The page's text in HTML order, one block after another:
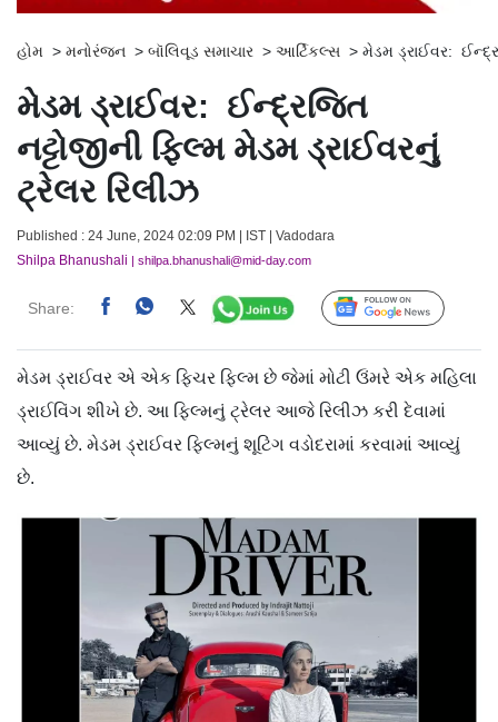
હોમ > મનોરંજન > બૉલિવૂડ સમાચાર > આર્ટિકલ્સ > મેડમ ડ્રાઈવર:
મેડમ ડ્રાઈવર: ઈન્દ્રજિત
નટ્ટોજીની ફિલ્મ મેડમ ડ્રાઈવરનું
ટ્રેલર રિલીઝ
Published : 24 June, 2024 02:09 PM | IST | Vadodara
Shilpa Bhanushali | shilpa.bhanushali@mid-day.com
Share: Follow Us
મેડમ ડ્રાઈવર એ એક ફિચર ફિલ્મ છે જેમાં મોટી ઉંમરે એક મહિલા
ડ્રાઈવિંગ શીખે છે. આ ફિલ્મનું ટ્રેલર આજે રિલીઝ કરી દેવામાં
આવ્યું છે. મેડમ ડ્રાઈવર ફિલ્મનું શૂટિંગ વડોદરામાં કરવામાં આવ્યું
છે.